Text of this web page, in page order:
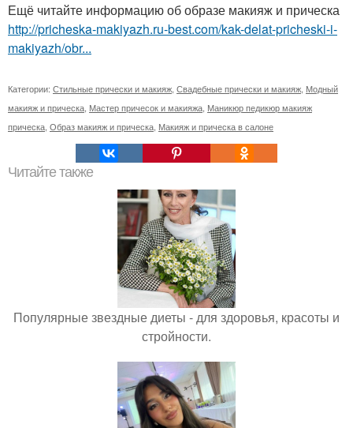
Ещё читайте информацию об образе макияж и прическа
http://pricheska-makiyazh.ru-best.com/kak-delat-pricheski-i-
makiyazh/obr...
Категории: Стильные прически и макияж Свадебные прически и макияж Модный
макияж и прическа Мастер причесок и макияжа Маникюр педикюр макияж
прическа Образ макияж и прическа Макияж и прическа в салоне
Читайте также
Популярные звездные диеты - для здоровья, красоты и
стройности.